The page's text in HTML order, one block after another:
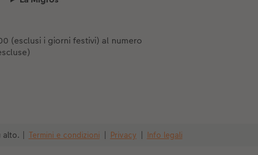
(esclusi i giorni festivi) al numero
alto. | Termini e condizioni | Privacy | Info legali